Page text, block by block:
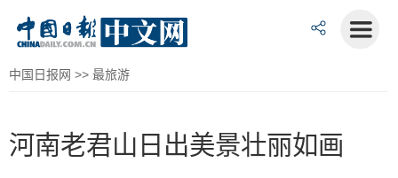
中国日报网 >> 最旅游
河南老君山日出美景壮丽如画